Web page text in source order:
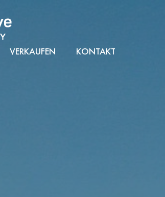
VERKAUFEN KONTAKT